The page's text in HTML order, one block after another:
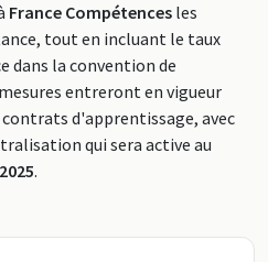
France Compétences les
tout en incluant le taux
dans la convention de
entreront en vigueur
d'apprentissage, avec
qui sera active au
.